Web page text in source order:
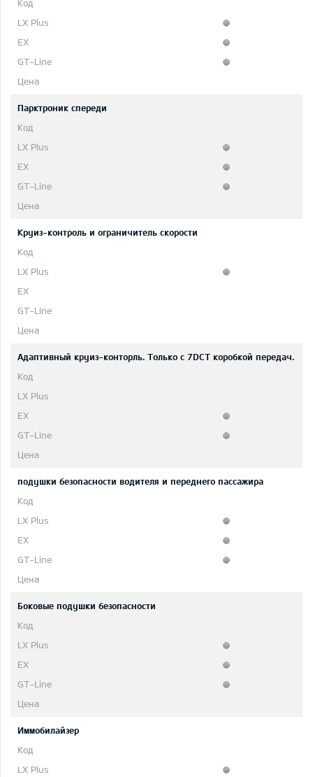
Парктроник спереди
Круиз-контроль и ограничитель скорости
Адаптивный круиз-конторль. Только с 7DCT коробкой передач.
подушки безопасности водителя и переднего пассажира
Боковые подушки безопасности
Иммобилайзер